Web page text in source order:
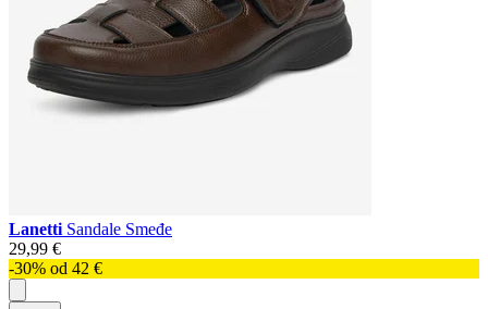
Lanetti Sandale Smeđe
29,99 €
-30% od 42 €